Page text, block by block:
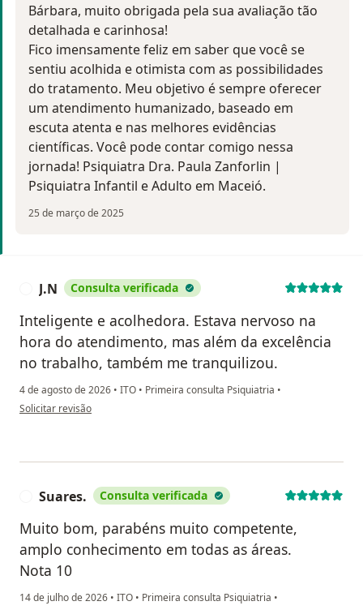
Bárbara, muito obrigada pela sua avaliação tão
detalhada e carinhosa!
Fico imensamente feliz em saber que você se
sentiu acolhida e otimista com as possibilidades
do tratamento. Meu objetivo é sempre oferecer
um atendimento humanizado, baseado em
escuta atenta e nas melhores evidências
científicas. Você pode contar comigo nessa
jornada! Psiquiatra Dra. Paula Zanforlin |
Psiquiatra Infantil e Adulto em Maceió.
25 de março de 2025
J.N Consulta verificada
Inteligente e acolhedora. Estava nervoso na
hora do atendimento, mas além da excelência
no trabalho, também me tranquilizou.
4 de agosto de 2026 • ITO • Primeira consulta Psiquiatria •
na opinião do utilizador J.N
Solicitar revisão
Suares. Consulta verificada
Muito bom, parabéns muito competente,
amplo conhecimento em todas as áreas.
Nota 10
14 de julho de 2026 • ITO • Primeira consulta Psiquiatria •